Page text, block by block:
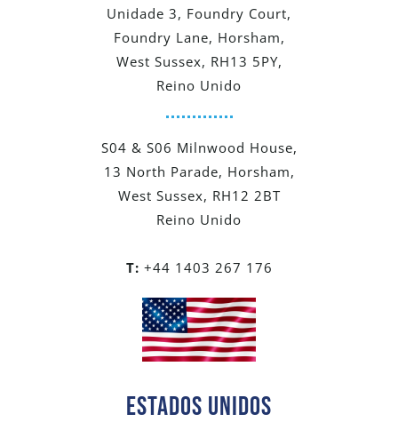
Unidade 3, Foundry Court,
Foundry Lane, Horsham,
West Sussex, RH13 5PY,
Reino Unido
S04 & S06 Milnwood House,
13 North Parade, Horsham,
West Sussex, RH12 2BT
Reino Unido
T: +44 1403 267 176
Estados Unidos